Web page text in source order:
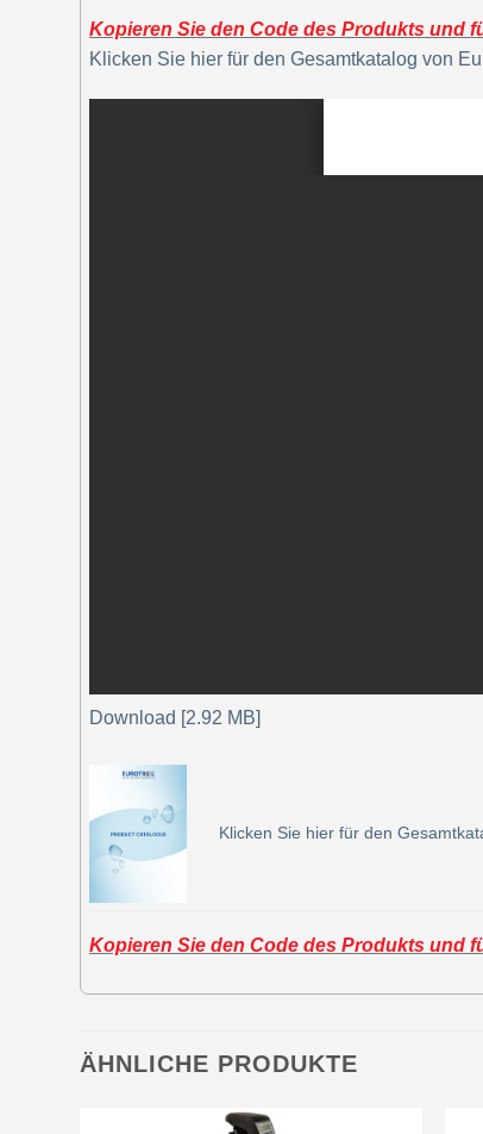
Kopieren Sie den Code des Produkts und
Klicken Sie hier für den Gesamtkatalog von
Download [2.92 MB]
Klicken Sie hier für den
Kopieren Sie den Code des Produkts und
ÄHNLICHE PRODUKTE